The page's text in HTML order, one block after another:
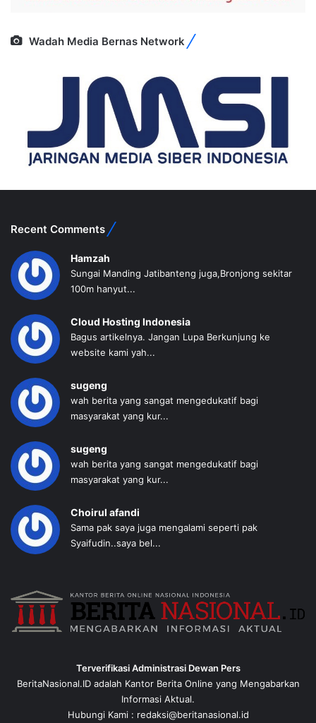
Wadah Media Bernas Network
Recent Comments
Hamzah
Sungai Manding Jatibanteng juga,Bronjong sekitar
100m hanyut...
Cloud Hosting Indonesia
Bagus artikelnya. Jangan Lupa Berkunjung ke
website kami yah...
sugeng
wah berita yang sangat mengedukatif bagi
masyarakat yang kur...
sugeng
wah berita yang sangat mengedukatif bagi
masyarakat yang kur...
Choirul afandi
Sama pak saya juga mengalami seperti pak
Syaifudin..saya bel...
Terverifikasi Administrasi Dewan Pers
BeritaNasional.ID adalah Kantor Berita Online yang Mengabarkan
Informasi Aktual.
Hubungi Kami : redaksi@beritanasional.id